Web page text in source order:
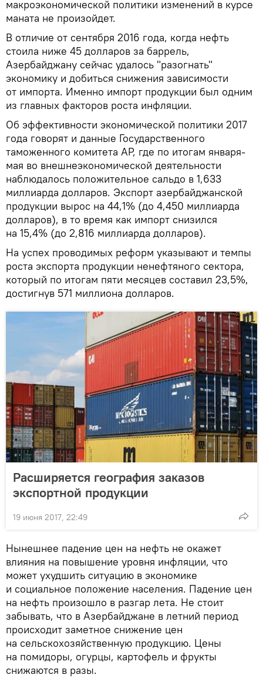
макроэкономической политики изменений в курсе
маната не произойдет.
В отличие от сентября 2016 года, когда нефть
стоила ниже 45 долларов за баррель,
Азербайджану сейчас удалось "разогнать"
экономику и добиться снижения зависимости
от импорта. Именно импорт продукции был одним
из главных факторов роста инфляции.
Об эффективности экономической политики 2017
года говорят и данные Государственного
таможенного комитета АР, где по итогам января-
мая во внешнеэкономической деятельности
наблюдалось положительное сальдо в 1,633
миллиарда долларов. Экспорт азербайджанской
продукции вырос на 44,1% (до 4,450 миллиарда
долларов), в то время как импорт снизился
на 15,4% (до 2,816 миллиарда долларов).
На успех проводимых реформ указывают и темпы
роста экспорта продукции ненефтяного сектора,
который по итогам пяти месяцев составил 23,5%,
достигнув 571 миллиона долларов.
Расширяется география заказов
экспортной продукции
19 июня 2017, 22:49
Нынешнее падение цен на нефть не окажет
влияния на повышение уровня инфляции, что
может ухудшить ситуацию в экономике
и социальное положение населения. Падение цен
на нефть произошло в разгар лета. Не стоит
забывать, что в Азербайджане в летний период
происходит заметное снижение цен
на сельскохозяйственную продукцию. Цены
на помидоры, огурцы, картофель и фрукты
снижаются в разы.